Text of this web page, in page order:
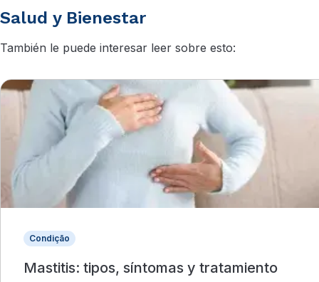
Salud y Bienestar
También le puede interesar leer sobre esto:
Condição
Mastitis: tipos, síntomas y tratamiento